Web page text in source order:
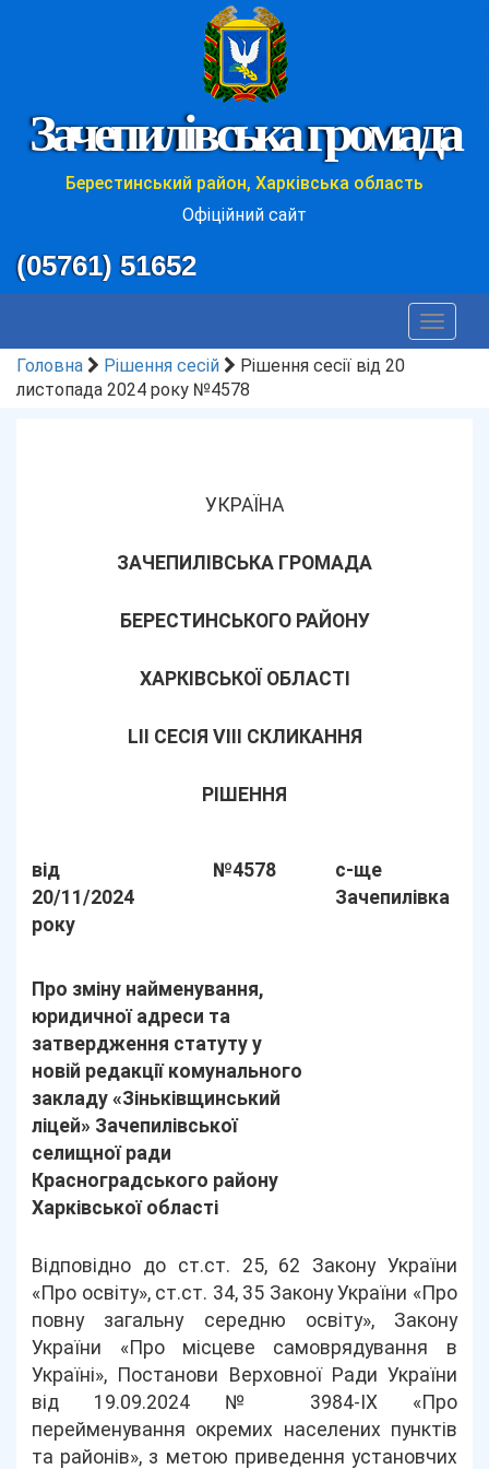
Зачепилівська громада
Берестинський район, Харківська область
Офіційний сайт
(05761) 51652
Toggle
Головна
Рішення сесій
Рішення сесії від 20
листопада 2024 року №4578
УКРАЇНА
ЗАЧЕПИЛІВСЬКА ГРОМАДА
БЕРЕСТИНСЬКОГО РАЙОНУ
ХАРКІВСЬКОЇ ОБЛАСТІ
LІІ СЕСІЯ VIII СКЛИКАННЯ
РІШЕННЯ
від
20/11/2024
року
№4578
с-ще
Зачепилівка
Про зміну найменування,
юридичної адреси та
затвердження статуту у
новій редакції комунального
закладу «Зіньківщинський
ліцей» Зачепилівської
селищної ради
Красноградського району
Харківської області
Відповідно до ст.ст. 25, 62 Закону України
«Про освіту», ст.ст. 34, 35 Закону України «Про
повну загальну середню освіту», Закону
України «Про місцеве самоврядування в
Україні», Постанови Верховної Ради України
від 19.09.2024 № 3984-ІХ «Про
перейменування окремих населених пунктів
та районів», з метою приведення установчих